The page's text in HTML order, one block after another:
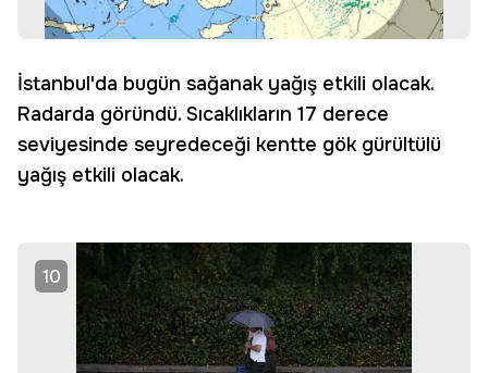
İstanbul'da bugün sağanak yağış etkili olacak.
Radarda göründü. Sıcaklıkların 17 derece
seviyesinde seyredeceği kentte gök gürültülü
yağış etkili olacak.
10